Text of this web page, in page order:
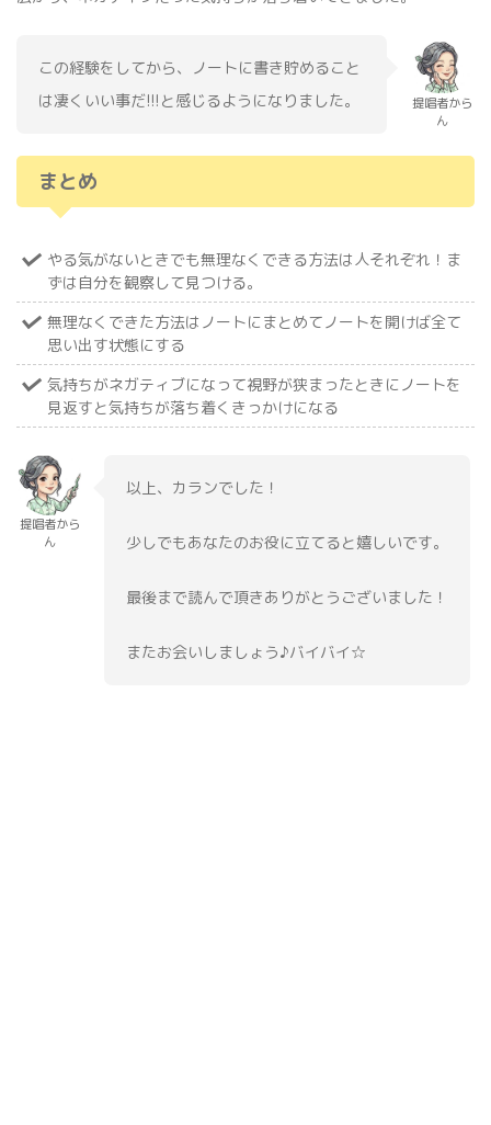
この経験をしてから、ノートに書き貯めること
は凄くいい事だ!!!と感じるようになりました。
提唱者から
ん
まとめ
やる気がないときでも無理なくできる方法は人それぞれ！ま
ずは自分を観察して見つける。
無理なくできた方法はノートにまとめてノートを開けば全て
思い出す状態にする
気持ちがネガティブになって視野が狭まったときにノートを
見返すと気持ちが落ち着くきっかけになる
提唱者から
ん
以上、カランでした！
少しでもあなたのお役に立てると嬉しいです。
最後まで読んで頂きありがとうございました！
またお会いしましょう♪バイバイ☆